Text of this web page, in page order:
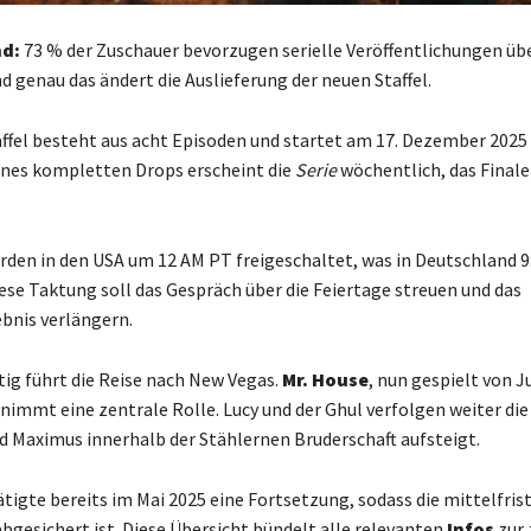
73 % der Zuschauer bevorzugen serielle Veröffentlichungen
genau das ändert die Auslieferung der neuen Staffel.
besteht aus acht Episoden und startet am 17. Dezember
kompletten Drops erscheint die Seriewöchentlich, das
in den USA um 12 AM PT freigeschaltet, was in Deutschland
Taktung soll das Gespräch über die Feiertage streuen und das
verlängern.
führt die Reise nach New Vegas. Mr. House, nun gespielt von
eine zentrale Rolle. Lucy und der Ghul verfolgen weiter die
Maximus innerhalb der Stählernen Bruderschaft aufsteigt.
bereits im Mai 2025 eine Fortsetzung, sodass die